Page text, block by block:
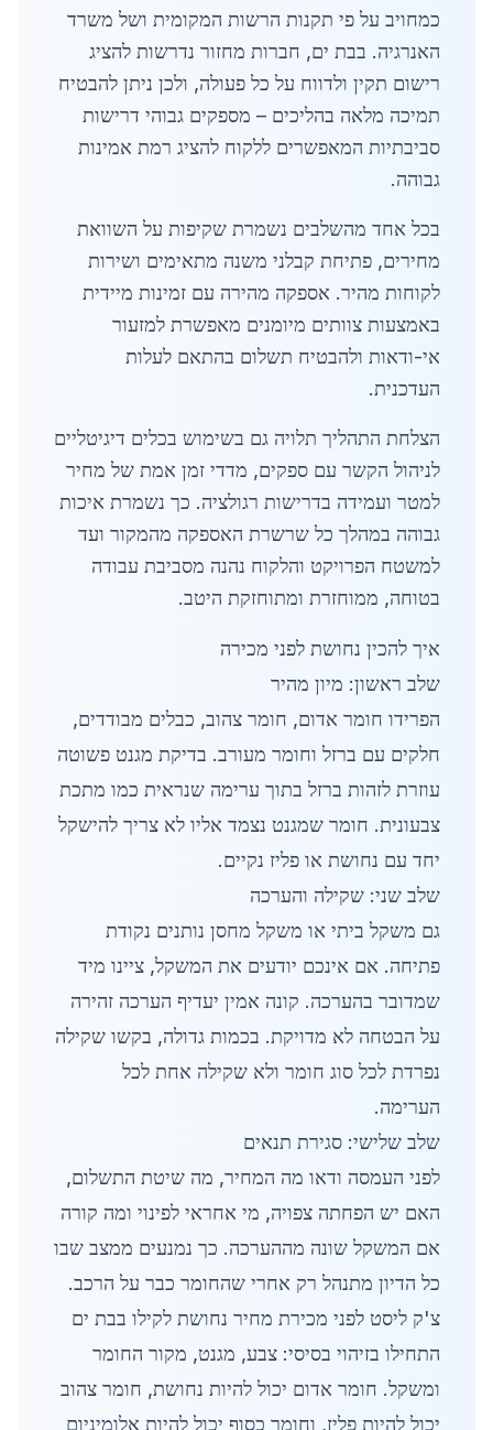
כמחויב על פי תקנות הרשות המקומית ושל משרד
האנרגיה. בבת ים, חברות מחזור נדרשות להציג
רישום תקין ולדווח על כל פעולה, ולכן ניתן להבטיח
תמיכה מלאה בהליכים – מספקים גבוהי דרישות
סביבתיות המאפשרים ללקוח להציג רמת אמינות
גבוהה.
בכל אחד מהשלבים נשמרת שקיפות על השוואת
מחירים, פתיחת קבלני משנה מתאימים ושירות
לקוחות מהיר. אספקה מהירה עם זמינות מיידית
באמצעות צוותים מיומנים מאפשרת למזעור
אי-ודאות ולהבטיח תשלום בהתאם לעלות
העדכנית.
הצלחת התהליך תלויה גם בשימוש בכלים דיגיטליים
לניהול הקשר עם ספקים, מדדי זמן אמת של מחיר
למטר ועמידה בדרישות רגולציה. כך נשמרת איכות
גבוהה במהלך כל שרשרת האספקה מהמקור ועד
למשטח הפרויקט והלקוח נהנה מסביבת עבודה
בטוחה, ממוחזרת ומתוחזקת היטב.
איך להכין נחושת לפני מכירה
שלב ראשון: מיון מהיר
הפרידו חומר אדום, חומר צהוב, כבלים מבודדים,
חלקים עם ברזל וחומר מעורב. בדיקת מגנט פשוטה
עוזרת לזהות ברזל בתוך ערימה שנראית כמו מתכת
צבעונית. חומר שמגנט נצמד אליו לא צריך להישקל
יחד עם נחושת או פליז נקיים.
שלב שני: שקילה והערכה
גם משקל ביתי או משקל מחסן נותנים נקודת
פתיחה. אם אינכם יודעים את המשקל, ציינו מיד
שמדובר בהערכה. קונה אמין יעדיף הערכה זהירה
על הבטחה לא מדויקת. בכמות גדולה, בקשו שקילה
נפרדת לכל סוג חומר ולא שקילה אחת לכל
הערימה.
שלב שלישי: סגירת תנאים
לפני העמסה ודאו מה המחיר, מה שיטת התשלום,
האם יש הפחתה צפויה, מי אחראי לפינוי ומה קורה
אם המשקל שונה מההערכה. כך נמנעים ממצב שבו
כל הדיון מתנהל רק אחרי שהחומר כבר על הרכב.
צ'ק ליסט לפני מכירת מחיר נחושת לקילו בבת ים
התחילו בזיהוי בסיסי: צבע, מגנט, מקור החומר
ומשקל. חומר אדום יכול להיות נחושת, חומר צהוב
יכול להיות פליז, וחומר כסוף יכול להיות אלומיניום